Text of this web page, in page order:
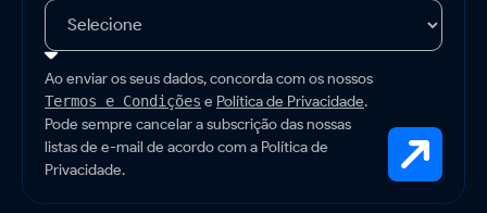
Ao enviar os seus dados, concorda com os nossos
Termos e Condições e Política de Privacidade.
Pode sempre cancelar a subscrição das nossas
listas de e-mail de acordo com a Política de
Privacidade.